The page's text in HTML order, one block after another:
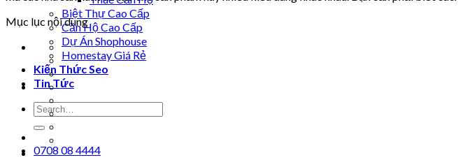
Biệt Thự Cao Cấp
Căn Hộ Cao Cấp
Dự Án Shophouse
Homestay Giá Rẻ
Kiến Thức Seo
Tin Tức
0708 08 4444
Mục lục nội dung